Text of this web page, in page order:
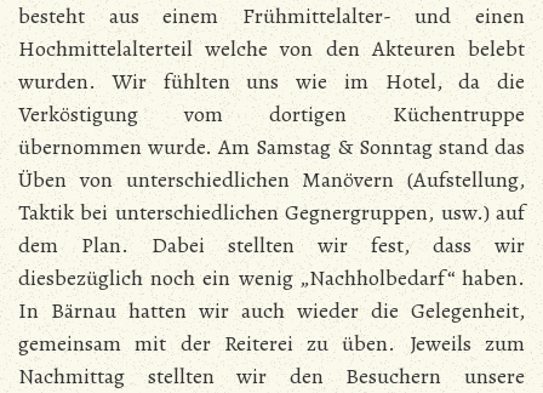
besteht aus einem Frühmittelalter- und einen
Hochmittelalterteil welche von den Akteuren belebt
wurden. Wir fühlten uns wie im Hotel, da die
Verköstigung vom dortigen Küchentruppe
übernommen wurde. Am Samstag & Sonntag stand das
Üben von unterschiedlichen Manövern (Aufstellung,
Taktik bei unterschiedlichen Gegnergruppen, usw.) auf
dem Plan. Dabei stellten wir fest, dass wir
diesbezüglich noch ein wenig „Nachholbedarf“ haben.
In Bärnau hatten wir auch wieder die Gelegenheit,
gemeinsam mit der Reiterei zu üben. Jeweils zum
Nachmittag stellten wir den Besuchern unsere